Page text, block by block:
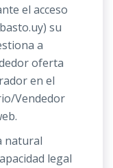
el acceso
su
a
oferta
en el
Vendedor
natural
legal